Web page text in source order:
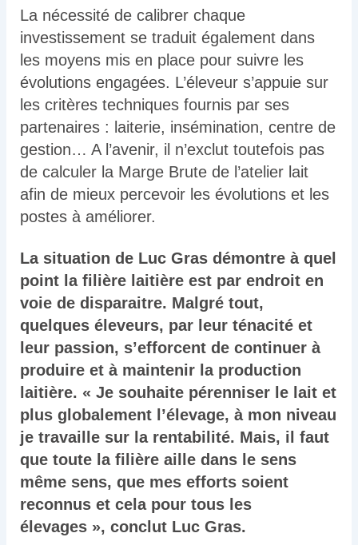
La nécessité de calibrer chaque
investissement se traduit également dans
les moyens mis en place pour suivre les
évolutions engagées. L’éleveur s’appuie sur
les critères techniques fournis par ses
partenaires : laiterie, insémination, centre de
gestion… A l’avenir, il n’exclut toutefois pas
de calculer la Marge Brute de l’atelier lait
afin de mieux percevoir les évolutions et les
postes à améliorer.
La situation de Luc Gras démontre à quel
point la filière laitière est par endroit en
voie de disparaitre. Malgré tout,
quelques éleveurs, par leur ténacité et
leur passion, s’efforcent de continuer à
produire et à maintenir la production
laitière. « Je souhaite pérenniser le lait et
plus globalement l’élevage, à mon niveau
je travaille sur la rentabilité. Mais, il faut
que toute la filière aille dans le sens
même sens, que mes efforts soient
reconnus et cela pour tous les
élevages », conclut Luc Gras.